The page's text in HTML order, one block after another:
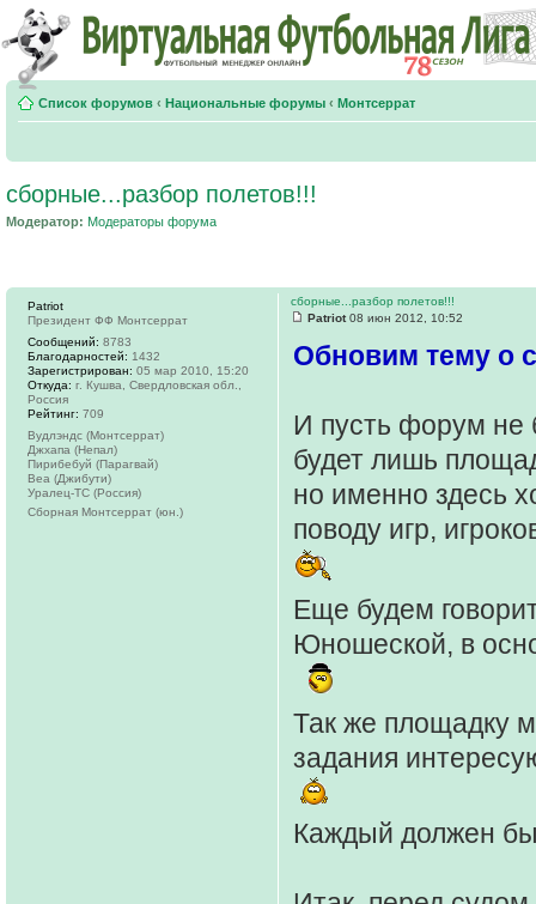
Список форумов ‹ Национальные форумы ‹ Монтсеррат
сборные...разбор полетов!!!
Модератор: Модераторы форума
сборные...разбор полетов!!!
Patriot08 июн 2012, 10:52
Обновим тему о
И пусть форум не
будет лишь
но именно здесь
поводу игр,
Еще будем
Юношеской, в
Так же площадку
задания
Каждый должен
Patriot
Президент ФФ Монтсеррат
Сообщений: 8783
Благодарностей: 1432
Зарегистрирован: 05 мар 2010, 15:20
Откуда: г. Кушва, Свердловская обл.,
Россия
Рейтинг: 709
Вудлэндс (Монтсеррат)
Джхапа (Непал)
Пирибебуй (Парагвай)
Веа (Джибути)
Уралец-ТС (Россия)
Сборная Монтсеррат (юн.)